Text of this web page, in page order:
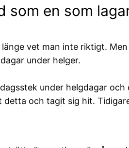
som en som
vet man inte riktigt.
under helger.
under helgdagar
och tagit sig hit.